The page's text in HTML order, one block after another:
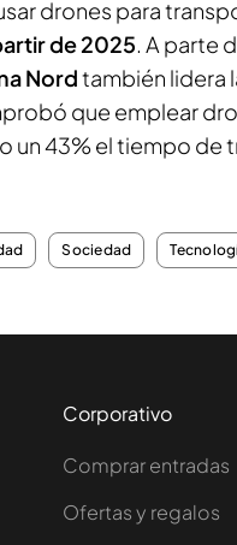
drones para
de 2025. A parte
Nordtambién lidera
que emplear
un 43% el tiempo de
Sociedad
Corporativo
Comprar entradas
Ofertas y regalos